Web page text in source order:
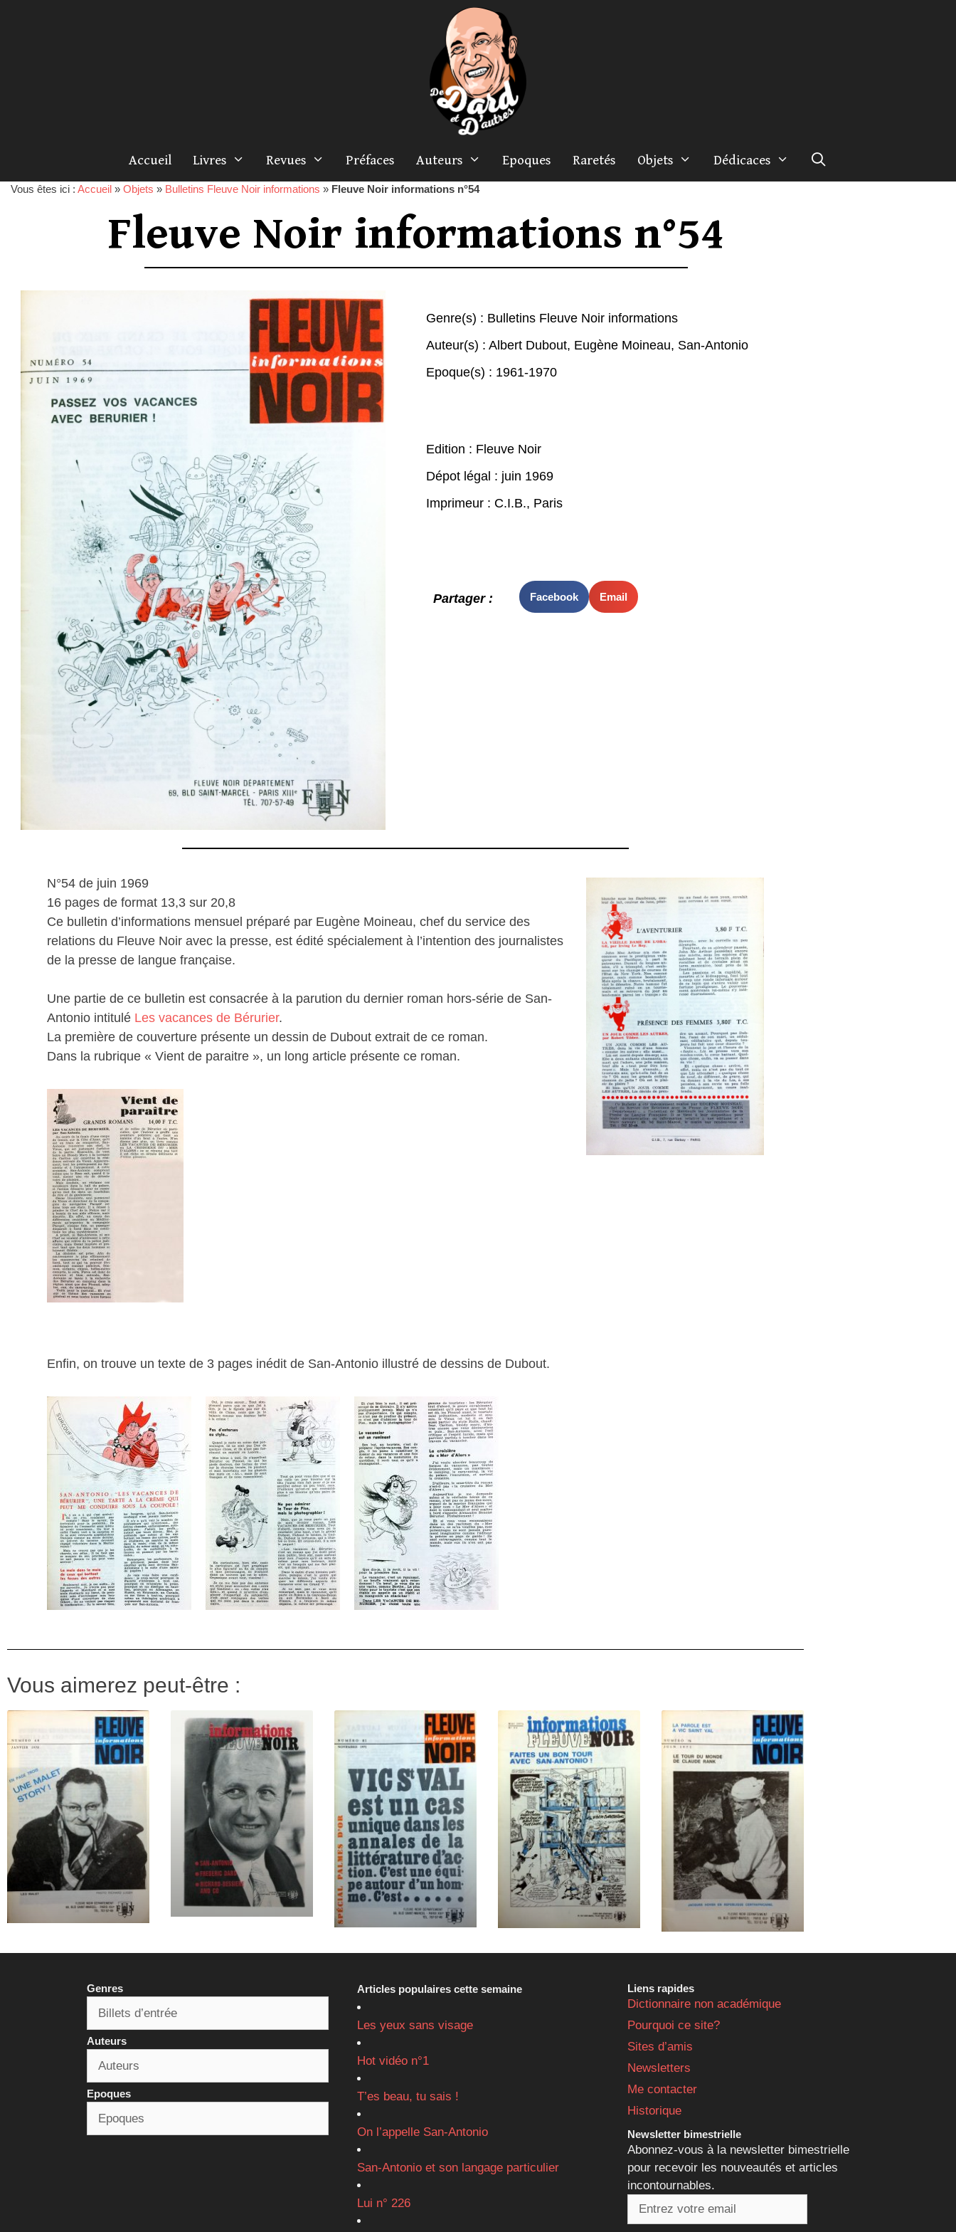
Accueil Livres Revues Préfaces Auteurs Epoques Raretés Objets Dédicaces
Vous êtes ici : Accueil » Objets » Bulletins Fleuve Noir informations » Fleuve Noir informations n°54
Fleuve Noir informations n°54
Genre(s) : Bulletins Fleuve Noir informations
Auteur(s) : Albert Dubout, Eugène Moineau, San-Antonio
Epoque(s) : 1961-1970
Edition : Fleuve Noir
Dépot légal : juin 1969
Imprimeur : C.I.B., Paris
Partager : Facebook Email
N°54 de juin 1969
16 pages de format 13,3 sur 20,8
Ce bulletin d’informations mensuel préparé par Eugène Moineau, chef du service des
relations du Fleuve Noir avec la presse, est édité spécialement à l’intention des journalistes
de la presse de langue française.
Une partie de ce bulletin est consacrée à la parution du dernier roman hors-série de San-
Antonio intitulé Les vacances de Bérurier.
La première de couverture présente un dessin de Dubout extrait de ce roman.
Dans la rubrique « Vient de paraitre », un long article présente ce roman.
Enfin, on trouve un texte de 3 pages inédit de San-Antonio illustré de dessins de Dubout.
Vous aimerez peut-être :
Genres
Auteurs
Epoques
Articles populaires cette semaine
Les yeux sans visage
Hot vidéo n°1
T’es beau, tu sais !
On l’appelle San-Antonio
San-Antonio et son langage particulier
Lui n° 226
Liens rapides
Dictionnaire non académique
Pourquoi ce site?
Sites d’amis
Newsletters
Me contacter
Historique
Newsletter bimestrielle
Abonnez-vous à la newsletter bimestrielle
pour recevoir les nouveautés et articles
incontournables.